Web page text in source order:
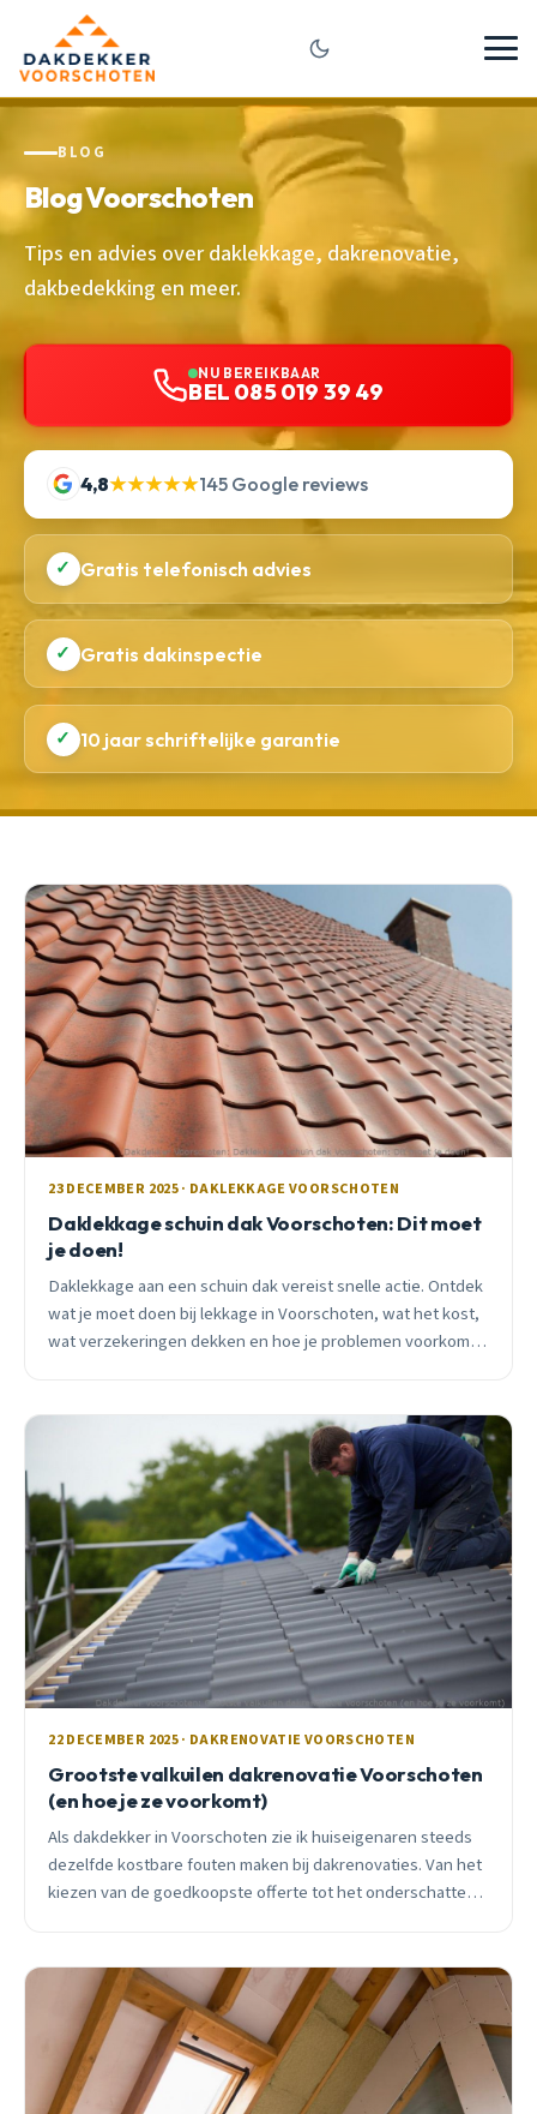
BLOG
Blog Voorschoten
Tips en advies over daklekkage, dakrenovatie,
dakbedekking en meer.
NU BEREIKBAAR
BEL 085 019 39 49
4,8★★★★★145 Google reviews
✓ Gratis telefonisch advies
✓ Gratis dakinspectie
✓ 10 jaar schriftelijke garantie
23 DECEMBER 2025 · DAKLEKKAGE VOORSCHOTEN
Daklekkage schuin dak Voorschoten: Dit moet
je doen!
Daklekkage aan een schuin dak vereist snelle actie. Ontdek
wat je moet doen bij lekkage in Voorschoten, wat het kost,
wat verzekeringen dekken en hoe je problemen voorkomt.
22 DECEMBER 2025 · DAKRENOVATIE VOORSCHOTEN
Grootste valkuilen dakrenovatie Voorschoten
(en hoe je ze voorkomt)
Als dakdekker in Voorschoten zie ik huiseigenaren steeds
dezelfde kostbare fouten maken bij dakrenovaties. Van het
kiezen van de goedkoopste offerte tot het onderschatten